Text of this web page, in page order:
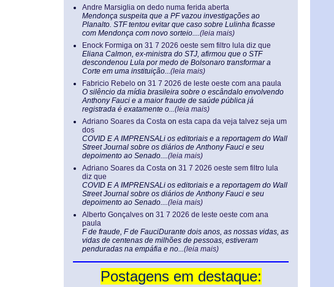
Andre Marsiglia on dedo numa ferida aberta
Mendonça suspeita que a PF vazou investigações ao
Planalto. STF tentou evitar que caso sobre Lulinha ficasse
com Mendonça com novo sorteio....(leia mais)
Enock Formiga on 31 7 2026 oeste sem filtro lula diz que
Eliana Calmon, ex-ministra do STJ, afirmou que o STF
descondenou Lula por medo de Bolsonaro transformar a
Corte em uma instituição...(leia mais)
Fabricio Rebelo on 31 7 2026 de leste oeste com ana paula
O silêncio da mídia brasileira sobre o escândalo envolvendo
Anthony Fauci e a maior fraude de saúde pública já
registrada é exatamente o...(leia mais)
Adriano Soares da Costa on esta capa da veja talvez seja um
dos
COVID E A IMPRENSALi os editoriais e a reportagem do Wall
Street Journal sobre os diários de Anthony Fauci e seu
depoimento ao Senado....(leia mais)
Adriano Soares da Costa on 31 7 2026 oeste sem filtro lula
diz que
COVID E A IMPRENSALi os editoriais e a reportagem do Wall
Street Journal sobre os diários de Anthony Fauci e seu
depoimento ao Senado....(leia mais)
Alberto Gonçalves on 31 7 2026 de leste oeste com ana
paula
F de fraude, F de FauciDurante dois anos, as nossas vidas, as
vidas de centenas de milhões de pessoas, estiveram
penduradas na empáfia e no...(leia mais)
Postagens em destaque: